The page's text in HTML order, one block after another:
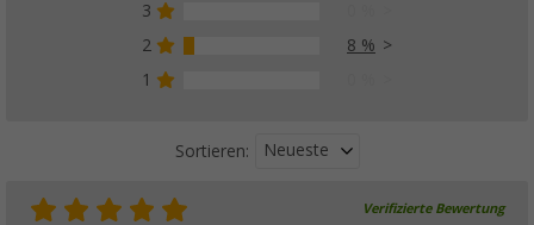
3
2
8 %
1
Sortieren: Neueste
Verifizierte Bewertung